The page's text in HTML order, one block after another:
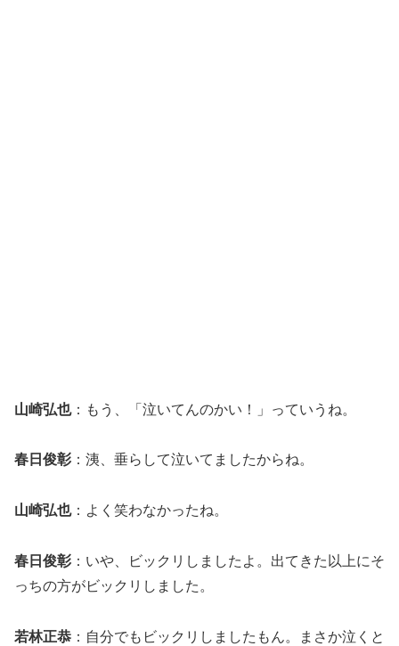
山崎弘也：もう、「泣いてんのかい！」っていうね。
春日俊彰 ：洟、垂らして泣いてましたからね。
山崎弘也：よく笑わなかったね。
春日俊彰 ：いや、ビックリしましたよ。出てきた以上にそ
っちの方がビックリしました。
若林正恭 ：自分でもビックリしましたもん。まさか泣くと